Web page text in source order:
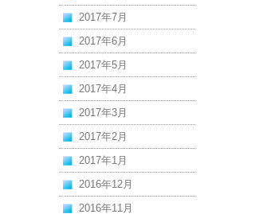
2017年7月
2017年6月
2017年5月
2017年4月
2017年3月
2017年2月
2017年1月
2016年12月
2016年11月